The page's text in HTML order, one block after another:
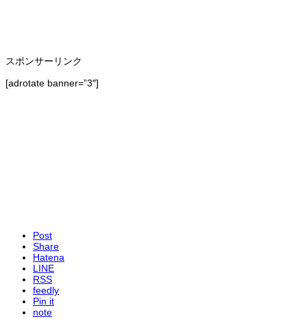
スポンサーリンク
[adrotate banner=”3″]
Post
Share
Hatena
LINE
RSS
feedly
Pin it
note